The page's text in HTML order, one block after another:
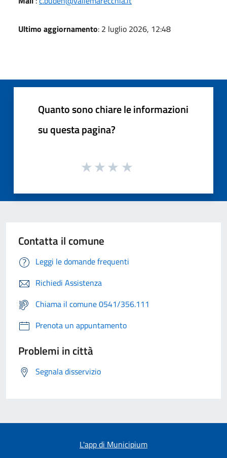
Ultimo aggiornamento: 2 luglio 2026, 12:48
Quanto sono chiare le informazioni
su questa pagina?
Contatta il comune
Leggi le domande frequenti
Richiedi Assistenza
Chiama il comune 0541/356.111
Prenota un appuntamento
Problemi in città
Segnala disservizio
L'app di Municipium